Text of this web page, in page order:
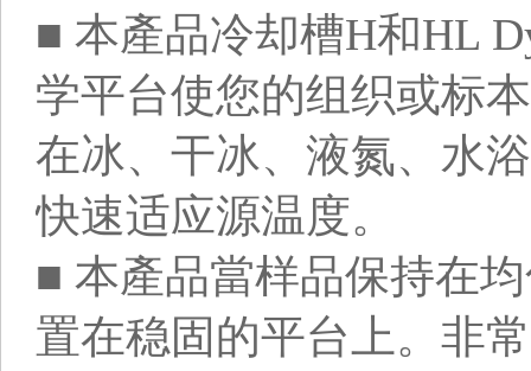
■ 本產品冷却槽H和HL
学平台使您的组织或标
在冰、干冰、液氮、水
快速适应源温度。
■ 本產品當样品保持在
置在稳固的平台上。非